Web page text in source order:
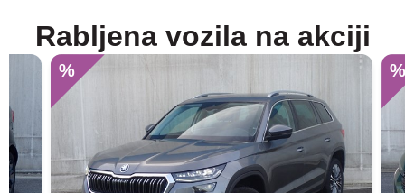
Rabljena vozila na akciji
%